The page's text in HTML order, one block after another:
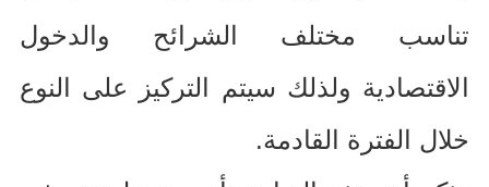
تناسب مختلف الشرائح والدخول
الاقتصادية ولذلك سيتم التركيز على النوع
خلال الفترة القادمة.